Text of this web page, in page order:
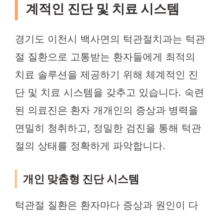
계적인 진단 및 치료 시스템
경기도 이천시 백사면의 턱관절치과는 턱관
절 질환으로 고통받는 환자들에게 최적의
치료 솔루션을 제공하기 위해 체계적인 진
단 및 치료 시스템을 갖추고 있습니다. 숙련
된 의료진은 환자 개개인의 증상과 병력을
면밀히 청취하고, 정밀한 검진을 통해 턱관
절의 상태를 정확하게 파악합니다.
개인 맞춤형 진단 시스템
턱관절 질환은 환자마다 증상과 원인이 다